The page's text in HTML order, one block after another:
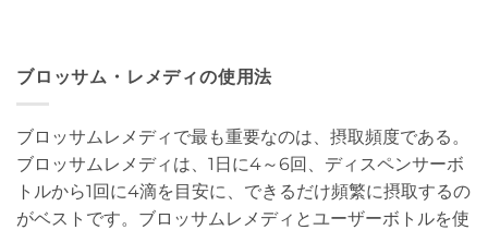
ブロッサム・レメディの使用法
ブロッサムレメディで最も重要なのは、摂取頻度である。
ブロッサムレメディは、1日に4～6回、ディスペンサーボ
トルから1回に4滴を目安に、できるだけ頻繁に摂取するの
がベストです。ブロッサムレメディとユーザーボトルを使